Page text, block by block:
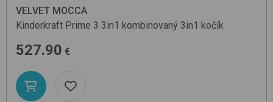
VELVET MOCCA
Kinderkraft Prime 3 3in1 kombinovaný 3in1 kočík
527.90 €